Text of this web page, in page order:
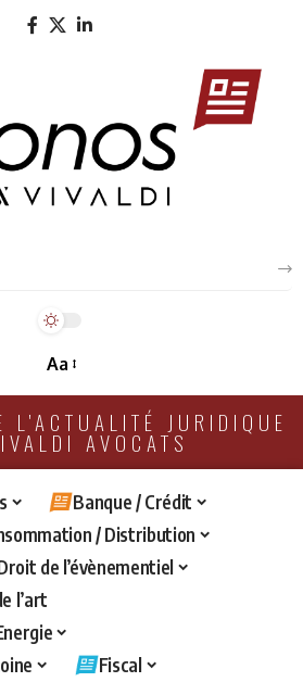
Aa
L'ACTUALITÉ JURIDIQUE
AVOCATS
Banque / Crédit
/ Distribution
de l’évènementiel
l’art
Fiscal